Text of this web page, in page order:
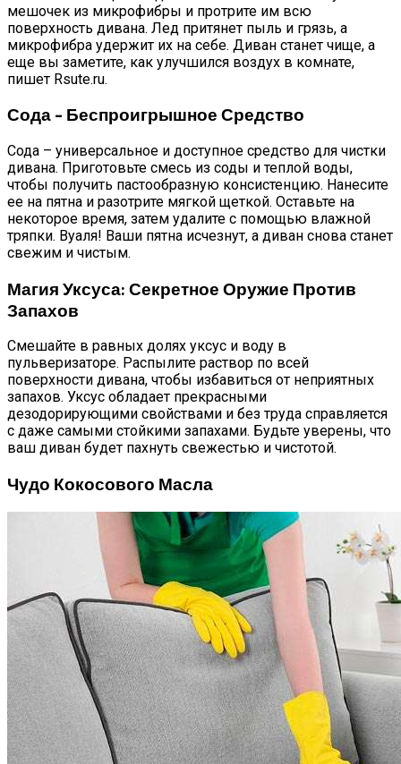
мешочек из микрофибры и протрите им всю
поверхность дивана. Лед притянет пыль и грязь, а
микрофибра удержит их на себе. Диван станет чище, а
еще вы заметите, как улучшился воздух в комнате,
пишет Rsute.ru.
Сода – Беспроигрышное Средство
Сода – универсальное и доступное средство для чистки
дивана. Приготовьте смесь из соды и теплой воды,
чтобы получить пастообразную консистенцию. Нанесите
ее на пятна и разотрите мягкой щеткой. Оставьте на
некоторое время, затем удалите с помощью влажной
тряпки. Вуаля! Ваши пятна исчезнут, а диван снова станет
свежим и чистым.
Магия Уксуса: Секретное Оружие Против
Запахов
Смешайте в равных долях уксус и воду в
пульверизаторе. Распылите раствор по всей
поверхности дивана, чтобы избавиться от неприятных
запахов. Уксус обладает прекрасными
дезодорирующими свойствами и без труда справляется
с даже самыми стойкими запахами. Будьте уверены, что
ваш диван будет пахнуть свежестью и чистотой.
Чудо Кокосового Масла